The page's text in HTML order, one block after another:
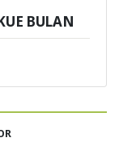
BULAN